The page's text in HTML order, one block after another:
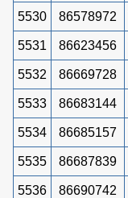
5530 86578972
5531 86623456
5532 86669728
5533 86683144
5534 86685157
5535 86687839
5536 86690742